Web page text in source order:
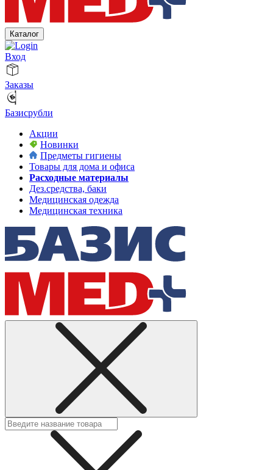
Каталог
Вход
Заказы
Базисрубли
Акции
Новинки
Предметы гигиены
Товары для дома и офиса
Расходные материалы
Дез.средства, баки
Медицинская одежда
Медицинская техника